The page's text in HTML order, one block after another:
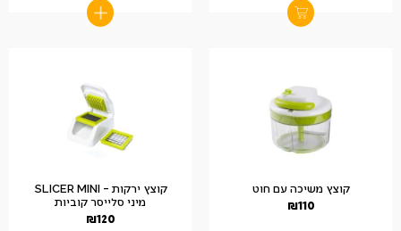
קוצץ משיכה עם חוט
₪110
קוצץ ירקות – SLICER MINI
מיני סלייסר קוביות
₪120